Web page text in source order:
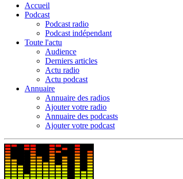
Accueil
Podcast
Podcast radio
Podcast indépendant
Toute l'actu
Audience
Derniers articles
Actu radio
Actu podcast
Annuaire
Annuaire des radios
Ajouter votre radio
Annuaire des podcasts
Ajouter votre podcast